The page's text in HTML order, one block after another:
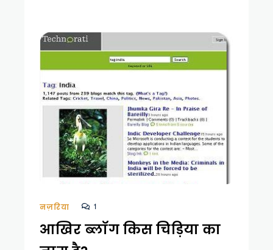
नज़रिया 1
आखिर ब्लॉग किस चिड़िया का